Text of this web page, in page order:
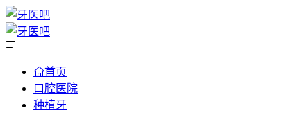
首页
口腔医院
种植牙